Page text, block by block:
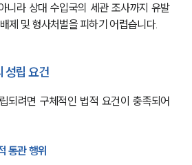
니라 상대 수입국의 세관 조사까지 유발
제 및 형사처벌을 피하기 어렵습니다.
성립 요건
되려면 구체적인 법적 요건이 충족되어
통관 행위